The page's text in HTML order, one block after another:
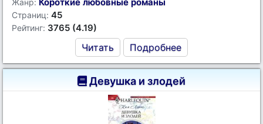
Жанр:
Страниц: 45
Рейтинг: 3765 (4.19)
Читать Подробнее
Девушка и злодей